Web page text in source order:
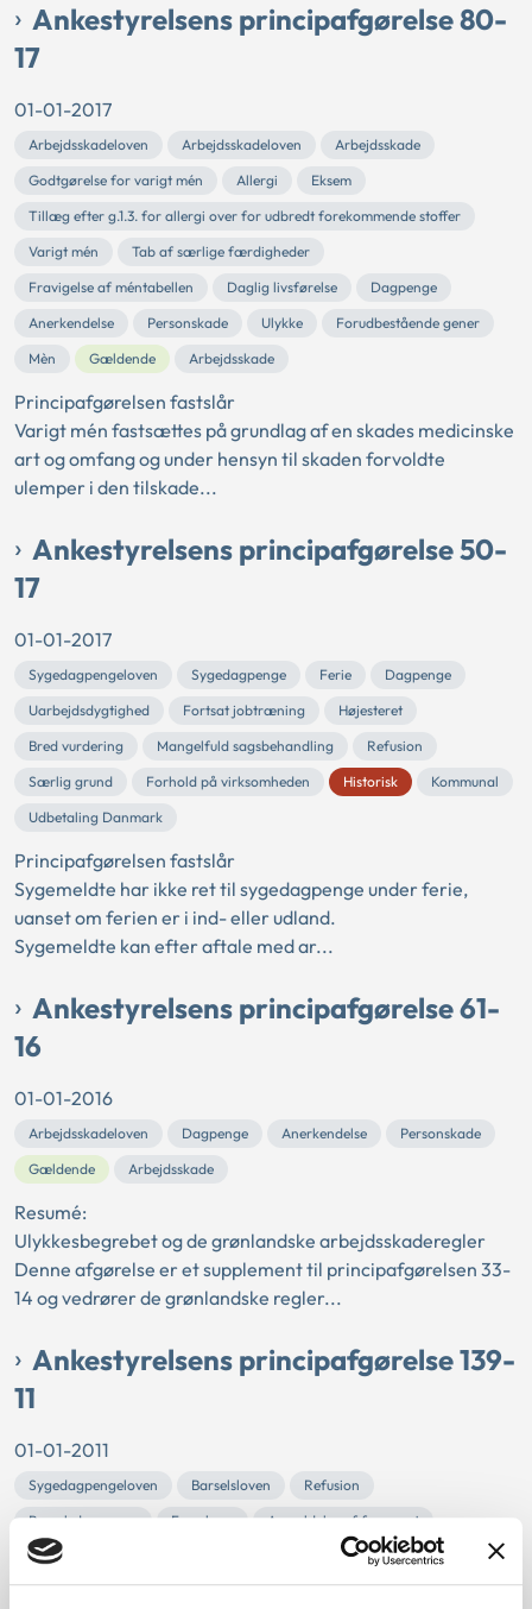
Ankestyrelsens principafgørelse 80-
17
01-01-2017
Arbejdsskadeloven Arbejdsskadeloven
Arbejdsskade
Godtgørelse for varigt mén
Allergi
Eksem
Tillæg efter g.1.3. for allergi over for udbredt forekommende stoffer
Varigt mén
Tab af særlige færdigheder
Fravigelse af méntabellen
Daglig livsførelse
Dagpenge
Anerkendelse
Personskade Ulykke
Forudbestående gener
Mèn
Gældende Arbejdsskade
Principafgørelsen fastslår
Varigt mén fastsættes på grundlag af en skades medicinske
art og omfang og under hensyn til skaden forvoldte
ulemper i den tilskade...
Ankestyrelsens principafgørelse 50-
17
01-01-2017
Sygedagpengeloven Sygedagpenge Ferie
Dagpenge
Uarbejdsdygtighed
Fortsat jobtræning
Højesteret
Bred vurdering
Mangelfuld sagsbehandling
Refusion
Særlig grund
Forhold på virksomheden Historisk
Kommunal
Udbetaling Danmark
Principafgørelsen fastslår
Sygemeldte har ikke ret til sygedagpenge under ferie,
uanset om ferien er i ind- eller udland.
Sygemeldte kan efter aftale med ar...
Ankestyrelsens principafgørelse 61-
16
01-01-2016
Arbejdsskadeloven Dagpenge Anerkendelse
Personskade
Gældende
Arbejdsskade
Resumé:
Ulykkesbegrebet og de grønlandske arbejdsskaderegler
Denne afgørelse er et supplement til principafgørelsen 33-
14 og vedrører de grønlandske regler...
Ankestyrelsens principafgørelse 139-
11
01-01-2011
Sygedagpengeloven Barselsloven
Refusion
Barselsdagpenge
Formkrav
Anmeldelse af fraværet
Graviditetsgener